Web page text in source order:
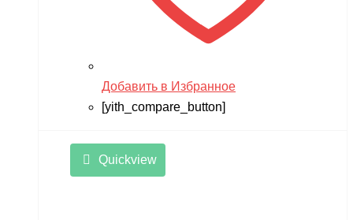
Добавить в Избранное
[yith_compare_button]
Quickview